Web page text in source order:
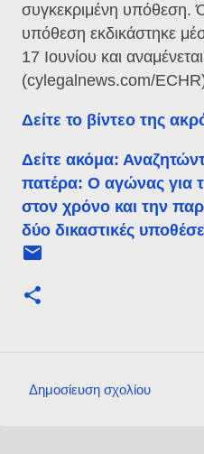
συγκεκριμένη
υπόθεση εκδικάστηκε
17 Ιουνίου και
(cylegalnews.com/
Δείτε το βίντεο της
Δείτε ακόμα:
πατέρα: Ο αγώνας για
στον χρόνο και την
δύο δικαστικές
Δημοσίευση σχολίου